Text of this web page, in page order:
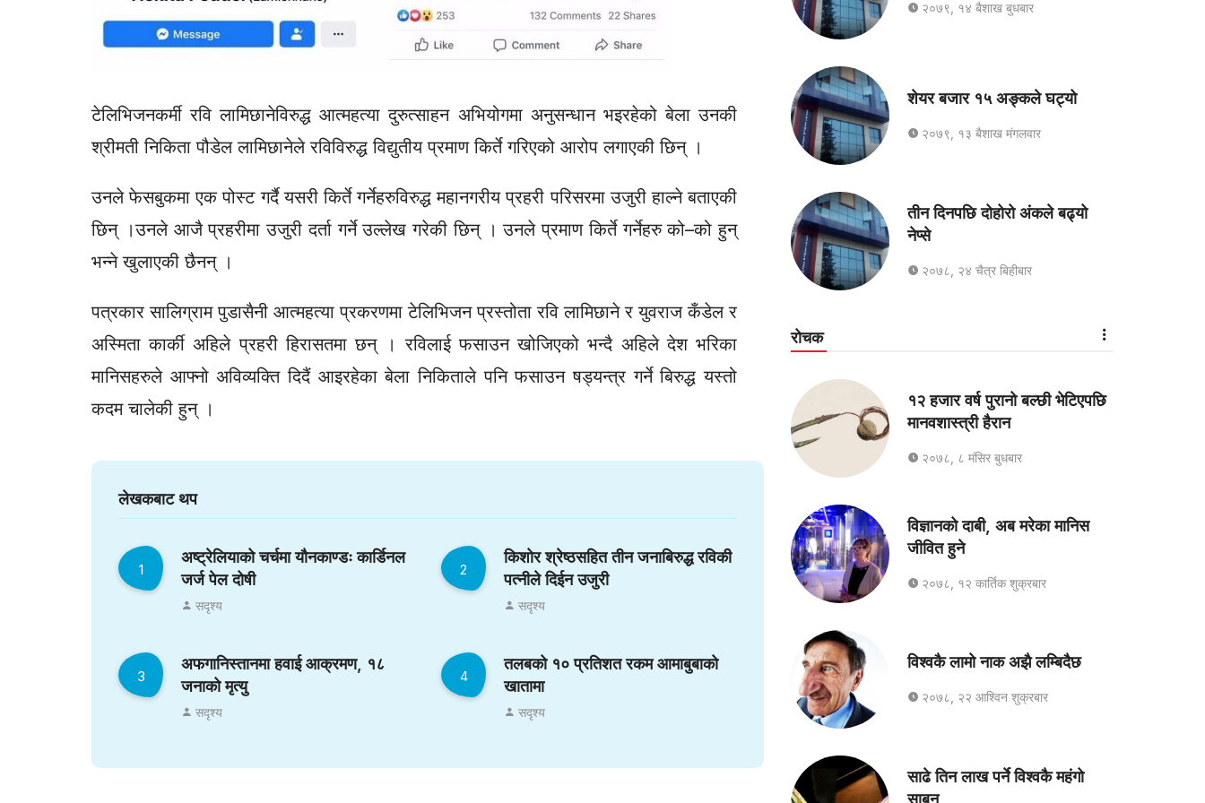
टेलिभिजनकर्मी रवि लामिछानेविरुद्ध आत्महत्या दुरुत्साहन अभियोगमा अनुसन्धान भइरहेको बेला उनकी
श्रीमती निकिता पौडेल लामिछानेले रविविरुद्ध विद्युतीय प्रमाण किर्ते गरिएको आरोप लगाएकी छिन् ।
उनले फेसबुकमा एक पोस्ट गर्दै यसरी किर्ते गर्नेहरुविरुद्ध महानगरीय प्रहरी परिसरमा उजुरी हाल्ने बताएकी
छिन् ।उनले आजै प्रहरीमा उजुरी दर्ता गर्ने उल्लेख गरेकी छिन् । उनले प्रमाण किर्ते गर्नेहरु को–को हुन्
भन्ने खुलाएकी छैनन् ।
पत्रकार सालिग्राम पुडासैनी आत्महत्या प्रकरणमा टेलिभिजन प्रस्तोता रवि लामिछाने र युवराज कँडेल र
अस्मिता कार्की अहिले प्रहरी हिरासतमा छन् । रविलाई फसाउन खोजिएको भन्दै अहिले देश भरिका
मानिसहरुले आफ्नो अविव्यक्ति दिदैं आइरहेका बेला निकिताले पनि फसाउन षड्यन्त्र गर्ने बिरुद्ध यस्तो
कदम चालेकी हुन् ।
लेखकबाट थप
1
अष्ट्रेलियाको चर्चमा यौनकाण्डः कार्डिनल
जर्ज पेल दोषी
सदृश्य
2
किशोर श्रेष्ठसहित तीन जनाबिरुद्ध रविकी
पत्नीले दिईन उजुरी
सदृश्य
3
अफगानिस्तानमा हवाई आक्रमण, १८
जनाको मृत्यु
सदृश्य
4
तलबको १० प्रतिशत रकम आमाबुबाको
खातामा
सदृश्य
२०७९, १४ बैशाख बुधबार
शेयर बजार १५ अङ्कले घट्यो
२०७९, १३ बैशाख मंगलवार
तीन दिनपछि दोहोरो अंकले बढ्यो
नेप्से
२०७८, २४ चैत्र बिहीबार
रोचक
१२ हजार वर्ष पुरानो बल्छी भेटिएपछि
मानवशास्त्री हैरान
२०७८, ८ मंसिर बुधबार
विज्ञानको दाबी, अब मरेका मानिस
जीवित हुने
२०७८, १२ कार्तिक शुक्रबार
विश्वकै लामो नाक अझै लम्बिदैछ
२०७८, २२ आश्विन शुक्रबार
साढे तिन लाख पर्ने विश्वकै महंगो
साबुन